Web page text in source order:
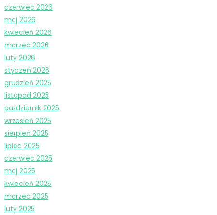
czerwiec 2026
maj 2026
kwiecień 2026
marzec 2026
luty 2026
styczeń 2026
grudzień 2025
listopad 2025
październik 2025
wrzesień 2025
sierpień 2025
lipiec 2025
czerwiec 2025
maj 2025
kwiecień 2025
marzec 2025
luty 2025